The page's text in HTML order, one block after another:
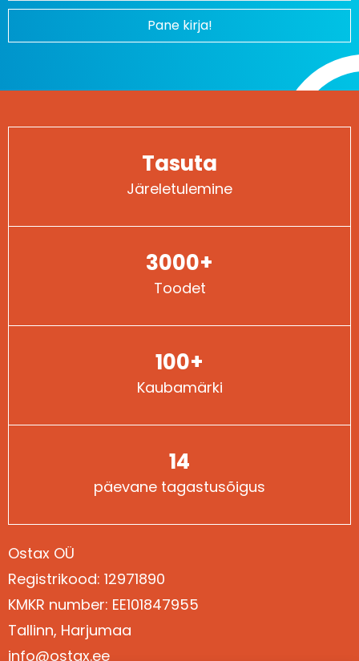
Pane kirja!
Tasuta
Järeletulemine
3000+
Toodet
100+
Kaubamärki
14
päevane tagastusõigus
Kontaktid
Ostax OÜ
Registrikood: 12971890
KMKR number: EE101847955
Tallinn, Harjumaa
info@ostax.ee